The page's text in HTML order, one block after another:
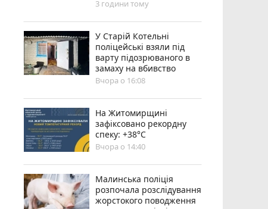
3 години тому
У Старій Котельні
поліцейські взяли під
варту підозрюваного в
замаху на вбивство
Вчора о 16:08
Н️а Житомирщині
зафіксовано рекордну
спеку: +38°C
Вчора о 14:40
Малинська поліція
розпочала розслідування
жорстокого поводження